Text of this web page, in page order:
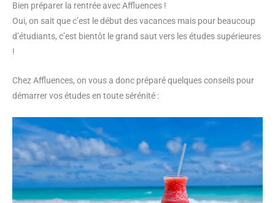
Bien préparer la rentrée avec Affluences !
Oui, on sait que c’est le début des vacances mais pour beaucoup
d’étudiants, c’est bientôt le grand saut vers les études supérieures
!
Chez Affluences, on vous a donc préparé quelques conseils pour
démarrer vos études en toute sérénité :